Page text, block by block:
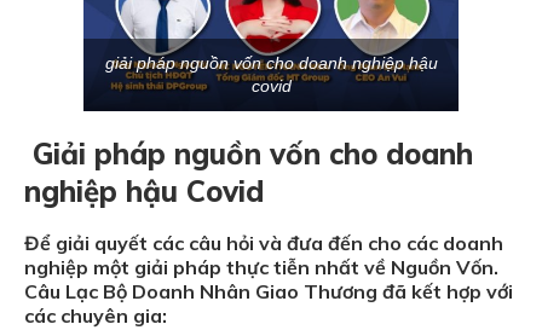
giải pháp nguồn vốn cho doanh nghiệp hậu
covid
Giải pháp nguồn vốn cho doanh
nghiệp hậu Covid
Để giải quyết các câu hỏi và đưa đến cho các doanh
nghiệp một giải pháp thực tiễn nhất về Nguồn Vốn.
Câu Lạc Bộ Doanh Nhân Giao Thương đã kết hợp với
các chuyên gia: